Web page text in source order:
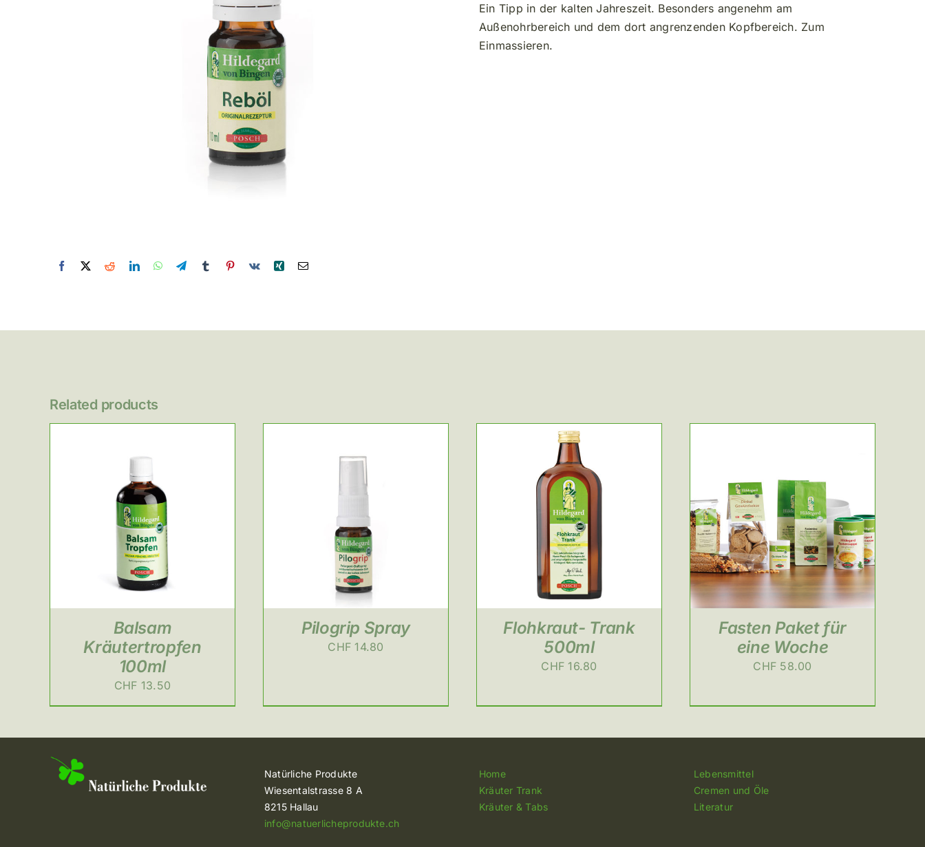
Ein Tipp in der kalten Jahreszeit. Besonders angenehm am
Außenohrbereich und dem dort angrenzenden Kopfbereich. Zum
Einmassieren.
Related products
Balsam
Kräutertropfen
100ml
CHF 13.50
Pilogrip Spray
CHF 14.80
Flohkraut- Trank
500ml
CHF 16.80
Fasten Paket für
eine Woche
CHF 58.00
Natürliche Produkte
Wiesentalstrasse 8 A
8215 Hallau
info@natuerlicheprodukte.ch
Home
Kräuter Trank
Kräuter & Tabs
Lebensmittel
Cremen und Öle
Literatur